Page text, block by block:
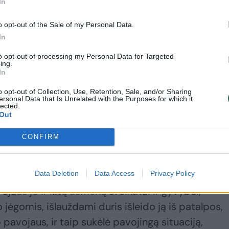
opt-out of the Sale of my Personal Data.
opt-out of processing my Personal Data for Targeted
opt-out of Collection, Use, Retention, Sale, and/or Sharing
Data that Is Unrelated with the Purposes for which it
CONFIRM
Data Deletion Data Access Privacy Policy
jog apeliacinės instancijos teismas neatskyrė
būtinosios ginties ribų vertinimo ir nepateikė
patikrinti, ar šaunamojo ginklo
ir intensyvumu buvo neišvengiamai
policijos pareigūnai turėjo pilną informaciją
tačiau ne tik nesiėmė reikiamų
neturi visų reikiamų fizinių prievartos
kaip sulaikyti peiliu ginkluotą psichikos
jo ir kitų asmenų sveikatai ir gyvybei,
išlauždami duris išleido ją iš patalpos,
ir taip sukėlė pavojingą situaciją,